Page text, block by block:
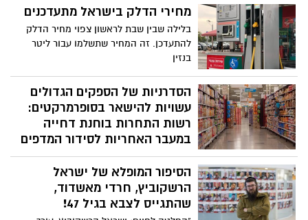
החטופים ישירות לציבור הרחב. מטרת המיזם
הביתה תוך יצירת ערוצי תמיכה אישיים
ומרגשים.
מחירי הדלק בישראל מתעדכנים
בלילה שבין שבת לראשון צפוי מחיר הדלק
להתעדכן. זה המחיר שתשלמו עבור ליטר
בנזין
הסדרניות של הספקים הגדולים
עשויות להישאר בסופרמרקטים:
רשות התחרות בוחנת דחייה
במעבר האחריות לסידור המדפים
רשות התחרות שוקלת לדחות את המועד
להעברת האחריות לסידור המוצרים על
המדפים מהספקים הגדולים לידי
הקמעונאים. הדחייה נבחנת על רקע טענות
הסיפור המופלא של ישראל
הרשקוביץ, חרדי מאשדוד,
שהתגייס לצבא בגיל 47!